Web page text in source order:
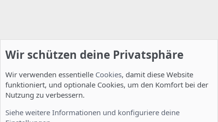
Wir schützen deine Privatsphäre
Wir verwenden essentielle Cookies, damit diese Website
funktioniert, und optionale Cookies, um den Komfort bei der
Nutzung zu verbessern.
Siehe weitere Informationen und konfiguriere deine